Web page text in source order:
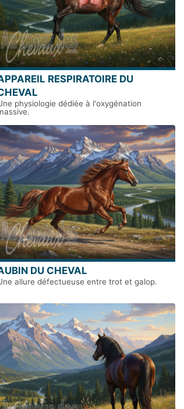
RESPIRATOIRE DU
physiologie dédiée à l'oxygénation
DU CHEVAL
allure défectueuse entre trot et galop.